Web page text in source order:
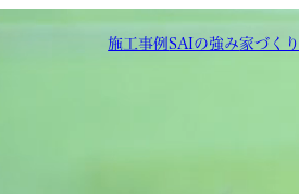
施工事例SAIの強み家づく